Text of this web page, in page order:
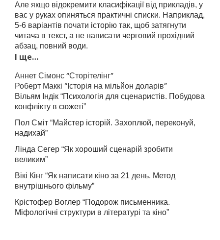
Але якщо відокремити класифікації від прикладів, у
вас у руках опиняться практичні списки. Наприклад,
5-6 варіантів почати історію так, щоб затягнути
читача в текст, а не написати черговий прохідний
абзац, повний води.
І ще…
Аннет Сімонс “Сторітелінг”
Роберт Маккі “Історія на мільйон доларів”
Вільям Індік “Психологія для сценаристів. Побудова
конфлікту в сюжеті”
Пол Сміт “Майстер історій. Захоплюй, переконуй,
надихай”
Лінда Сегер “Як хороший сценарій зробити
великим”
Вікі Кінг “Як написати кіно за 21 день. Метод
внутрішнього фільму”
Крістофер Воглер “Подорож письменника.
Міфологічні структури в літературі та кіно”